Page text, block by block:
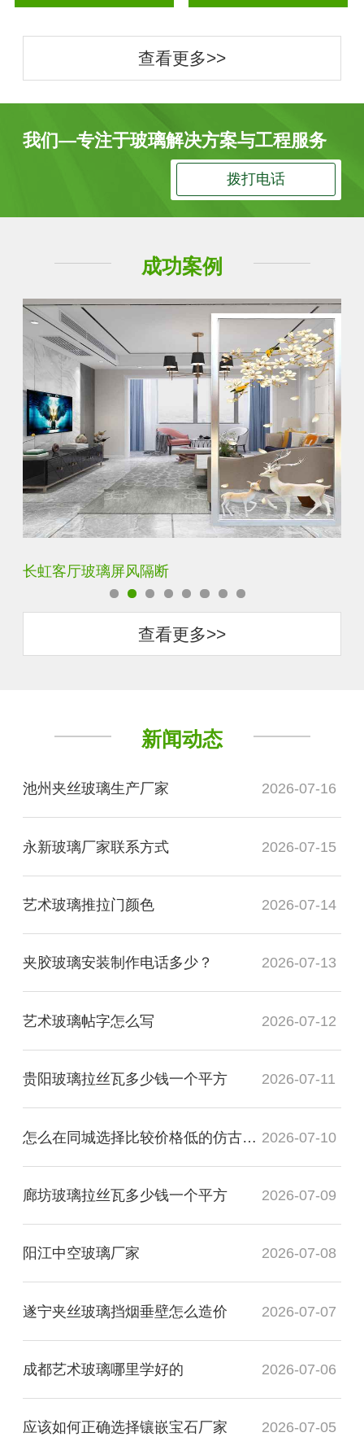
查看更多>>
我们—专注于玻璃解决方案与工程服务
拨打电话
成功案例
夹丝夹胶夹绢玻璃屏风
查看更多>>
新闻动态
池州夹丝玻璃生产厂家 2026-07-16
永新玻璃厂家联系方式 2026-07-15
艺术玻璃推拉门颜色 2026-07-14
夹胶玻璃安装制作电话多少？ 2026-07-13
艺术玻璃帖字怎么写 2026-07-12
贵阳玻璃拉丝瓦多少钱一个平方 2026-07-11
怎么在同城选择比较价格低的仿古镜厂家 2026-07-10
廊坊玻璃拉丝瓦多少钱一个平方 2026-07-09
阳江中空玻璃厂家 2026-07-08
遂宁夹丝玻璃挡烟垂壁怎么造价 2026-07-07
成都艺术玻璃哪里学好的 2026-07-06
应该如何正确选择镶嵌宝石厂家 2026-07-05